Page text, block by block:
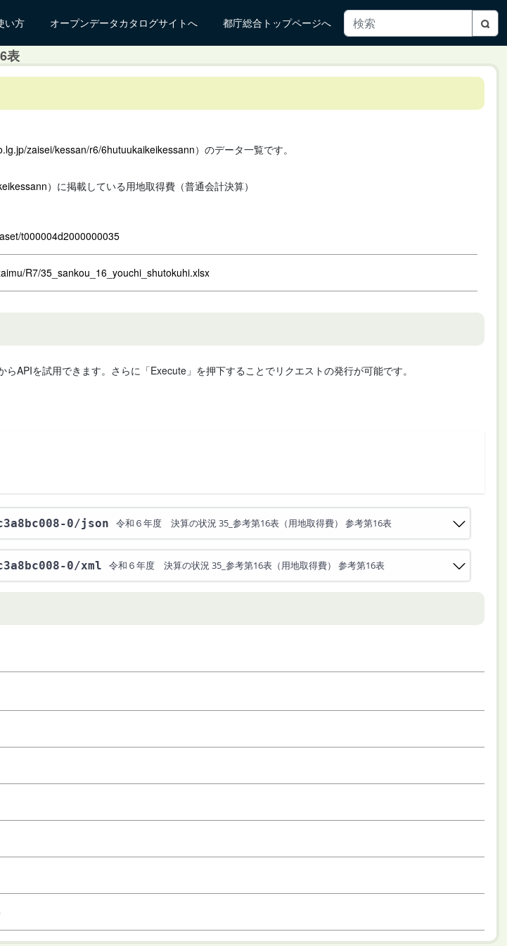
い方 オープンデータカタログサイトへ 都庁総合トップページへ
表
zaisei/kessan/r6/6hutuukaikeikessann）のデータ一覧です。
）に掲載している用地取得費（普通会計決算）
t000004d2000000035
R7/35_sankou_16_youchi_shutokuhi.xlsx
APIを試用できます。さらに「Execute」を押下することでリクエストの発行が可能です。
0/json 令和６年度 決算の状況 35_参考第16表（用地取得費） 参考第16表
0/xml 令和６年度 決算の状況 35_参考第16表（用地取得費） 参考第16表